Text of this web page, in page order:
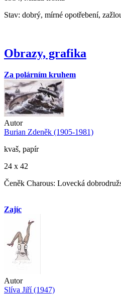
Stav: dobrý, mírné opotřebení,
Obrazy, grafika
Za polárním kruhem
Autor
Burian Zdeněk (1905-1981)
kvaš, papír
24 x 42
Čeněk Charous: Lovecká
Zajíc
Autor
Slíva Jiří (1947)